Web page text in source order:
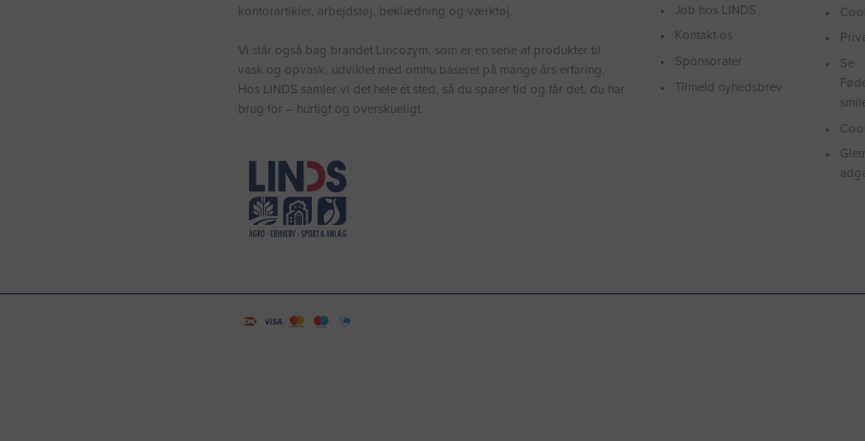
kontorartikler, arbejdstøj, beklædning og værktøj.
Vi står også bag brandet Lincozym, som er en serie af produkter til
vask og opvask, udviklet med omhu baseret på mange års erfaring.
Hos LINDS samler vi det hele ét sted, så du sparer tid og får det, du har
brug for – hurtigt og overskueligt.
Job hos LINDS
Kontakt os
Sponsorater
Tilmeld nyhedsbrev
Se